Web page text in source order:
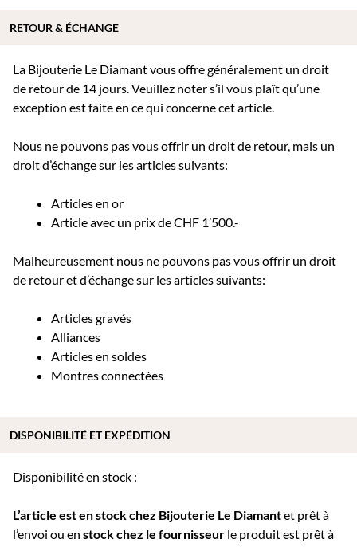
La Bijouterie Le Diamant vous offre généralement un droit
de retour de 14 jours. Veuillez noter s’il vous plaît qu’une
exception est faite en ce qui concerne cet article.
Nous ne pouvons pas vous offrir un droit de retour, mais un
droit d’échange sur les articles suivants:
Articles en or
Article avec un prix de CHF 1’500.-
Malheureusement nous ne pouvons pas vous offrir un droit
de retour et d’échange sur les articles suivants:
Articles gravés
Alliances
Articles en soldes
Montres connectées
Disponibilité en stock :
L’article est en stock chez Bijouterie Le Diamantet prêt à
l’envoi ou en stock chez le fournisseur le produit est prêt à
RETOUR & ÉCHANGE
DISPONIBILITÉ ET EXPÉDITION